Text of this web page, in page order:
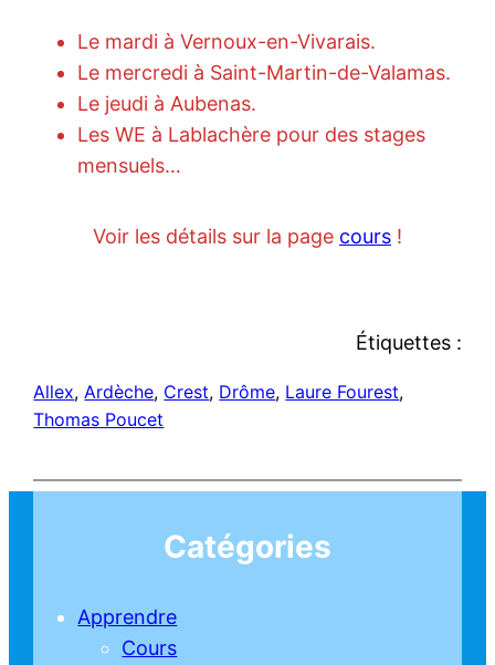
Le mardi à Vernoux-en-Vivarais.
Le mercredi à Saint-Martin-de-Valamas.
Le jeudi à Aubenas.
Les WE à Lablachère pour des stages
mensuels…
Voir les détails sur la page cours !
Étiquettes :
Allex, Ardèche, Crest, Drôme, Laure Fourest
Thomas Poucet
Catégories
Apprendre
Cours